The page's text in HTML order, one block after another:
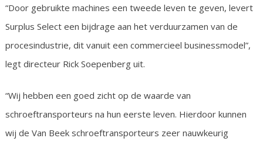
“Door gebruikte machines een tweede leven te geven, levert
Surplus Select een bijdrage aan het verduurzamen van de
procesindustrie, dit vanuit een commercieel businessmodel”,
legt directeur Rick Soepenberg uit.
“Wij hebben een goed zicht op de waarde van
schroeftransporteurs na hun eerste leven. Hierdoor kunnen
wij de Van Beek schroeftransporteurs zeer nauwkeurig